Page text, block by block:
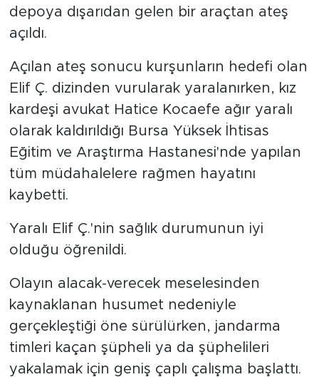
depoya dışarıdan gelen bir araçtan ateş
açıldı.
Açılan ateş sonucu kurşunların hedefi olan
Elif Ç. dizinden vurularak yaralanırken, kız
kardeşi avukat Hatice Kocaefe ağır yaralı
olarak kaldırıldığı Bursa Yüksek İhtisas
Eğitim ve Araştırma Hastanesi'nde yapılan
tüm müdahalelere rağmen hayatını
kaybetti.
Yaralı Elif Ç.'nin sağlık durumunun iyi
olduğu öğrenildi.
Olayın alacak-verecek meselesinden
kaynaklanan husumet nedeniyle
gerçekleştiği öne sürülürken, jandarma
timleri kaçan şüpheli ya da şüphelileri
yakalamak için geniş çaplı çalışma başlattı.